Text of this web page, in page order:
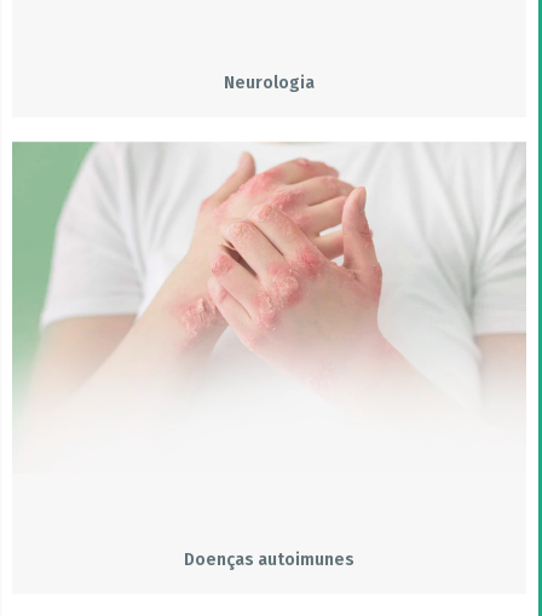
Neurologia
Doenças autoimunes